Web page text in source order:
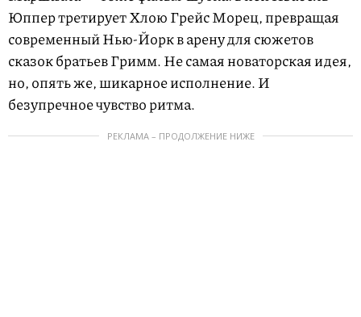
Юппер третирует Хлою Грейс Морец, превращая
современный Нью-Йорк в арену для сюжетов
сказок братьев Гримм. Не самая новаторская идея,
но, опять же, шикарное исполнение. И
безупречное чувство ритма.
РЕКЛАМА – ПРОДОЛЖЕНИЕ НИЖЕ